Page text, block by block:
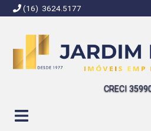
(16) 3624.5177
CRECI